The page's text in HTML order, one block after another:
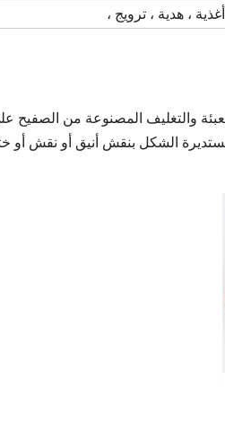
، هدية ، ترويج ،
والتغليف المصنوعة من
الشكل بنقش أنيق أو نقش أو